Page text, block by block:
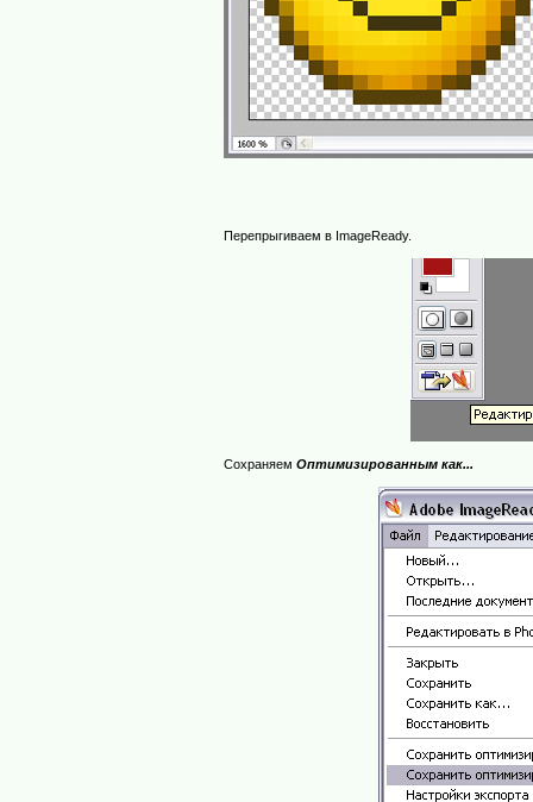
Перепрыгиваем в ImageReady.
Сохраняем Оптимизированным как...